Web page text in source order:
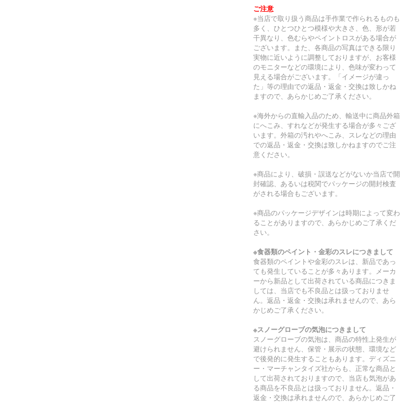
ご注意
※当店で取り扱う商品は手作業で作られるものも
多く、ひとつひとつ模様や大きさ、色、形が若
干異なり、色むらやペイントロスがある場合が
ございます。また、各商品の写真はできる限り
実物に近いように調整しておりますが、お客様
のモニターなどの環境により、色味が変わって
見える場合がございます。「イメージが違っ
た」等の理由での返品・返金・交換は致しかね
ますので、あらかじめご了承ください。
※海外からの直輸入品のため、輸送中に商品外箱
にへこみ、すれなどが発生する場合が多々ござ
います。外箱の汚れやへこみ、スレなどの理由
での返品・返金・交換は致しかねますのでご注
意ください。
※商品により、破損・誤送などがないか当店で開
封確認、あるいは税関でパッケージの開封検査
がされる場合もございます。
※商品のパッケージデザインは時期によって変わ
ることがありますので、あらかじめご了承くだ
さい。
※食器類のペイント・金彩のスレにつきまして
食器類のペイントや金彩のスレは、新品であっ
ても発生していることが多々あります。メーカ
ーから新品として出荷されている商品につきま
しては、当店でも不良品とは扱っておりませ
ん。返品・返金・交換は承れませんので、あら
かじめご了承ください。
※スノーグローブの気泡につきまして
スノーグローブの気泡は、商品の特性上発生が
避けられません、保管・展示の状態、環境など
で後発的に発生することもあります。ディズニ
ー・マーチャンタイズ社からも、正常な商品と
して出荷されておりますので、当店も気泡があ
る商品を不良品とは扱っておりません。返品・
返金・交換は承れませんので、あらかじめご了